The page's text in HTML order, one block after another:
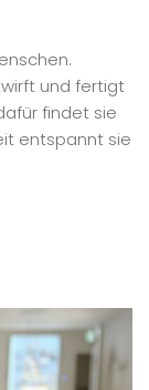
und fertigt
findet sie
entspannt sie